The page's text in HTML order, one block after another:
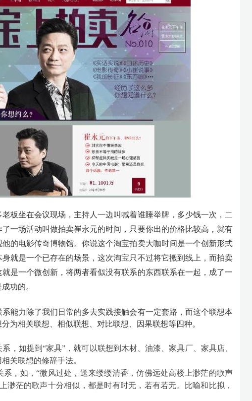
板坐在会议现场，主持人一边叫喊着谁睡举牌，多少钱一次，二
一场活动叫做拍卖崔永元的时间，只要你出的价格比较高，就有
的电影传奇博物馆。你说这个淘宝拍卖大咖时间是一个创新形式
就是一个已存在的场景，这次淘宝只不过将它搬到线上，而拍卖
是一个微创新，将两者看似没有联系的东西联系在一起，成了一
功的。
能力除了我们日常的多去实践接触会有一定套路，而这个联想本
为相关联想、相似联想、对比联想、因果联想等四种。
，如提到“家具”，就可以联想到木材、油漆、家具厂、家具店、
关联想的修辞手法。
，如，“微风过处，送来缕缕清香，仿佛远处高楼上渺茫的歌声
渺茫的歌声十分相似，都是时有时无，若有若无。比喻和比拟，